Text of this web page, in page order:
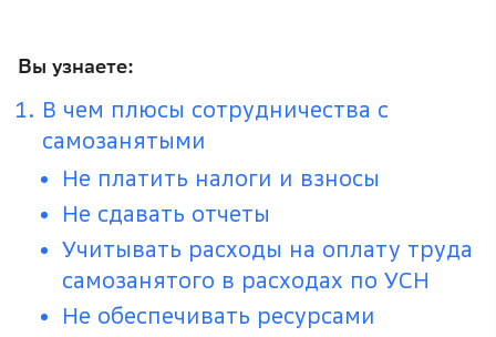
Вы узнаете:
В чем плюсы сотрудничества с
самозанятыми
Не платить налоги и взносы
Не сдавать отчеты
Учитывать расходы на оплату труда
самозанятого в расходах по УСН
Не обеспечивать ресурсами